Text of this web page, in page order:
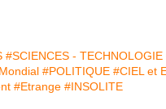
#SCIENCES - TECHNOLOGIE
#POLITIQUE #CIEL et
#Etrange #INSOLITE